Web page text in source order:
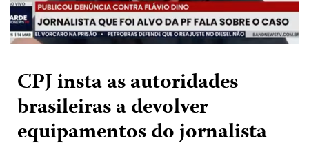
CPJ insta as autoridades
brasileiras a devolver
equipamentos do jornalista